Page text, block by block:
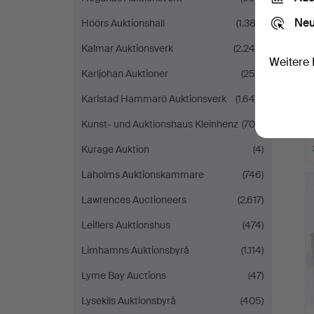
Höörs Auktionshall
(1.382)
Kalmar Auktionsverk
(2.246)
Karljohan Auktioner
(256)
Karlstad Hammarö Auktionsverk
(1.640)
Kunst- und Auktionshaus Kleinhenz (709)
Kurage Auktion
(4)
Laholms Auktionskammare
(746)
Lawrences Auctioneers
(2.617)
Leiflers Auktionshus
(474)
Limhamns Auktionsbyrå
(1.114)
Lyme Bay Auctions
(47)
Lysekils Auktionsbyrå
(405)
Weitere